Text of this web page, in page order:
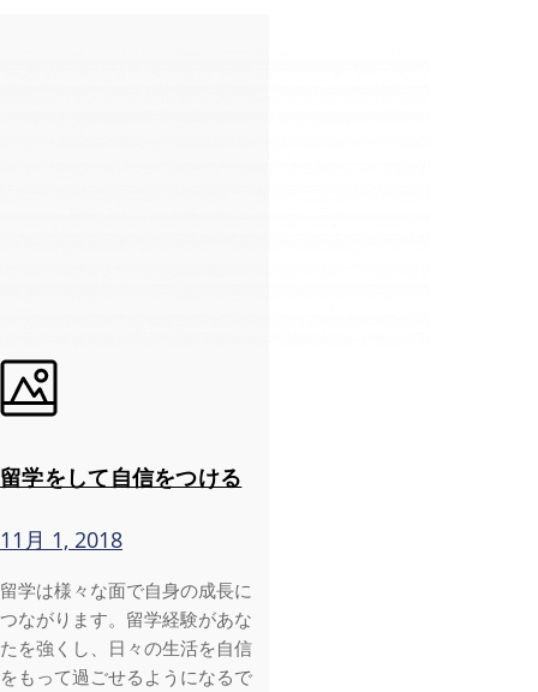
留学をして自信をつける
11月 1, 2018
留学は様々な面で自身の成長に
つながります。留学経験があな
たを強くし、日々の生活を自信
をもって過ごせるようになるで